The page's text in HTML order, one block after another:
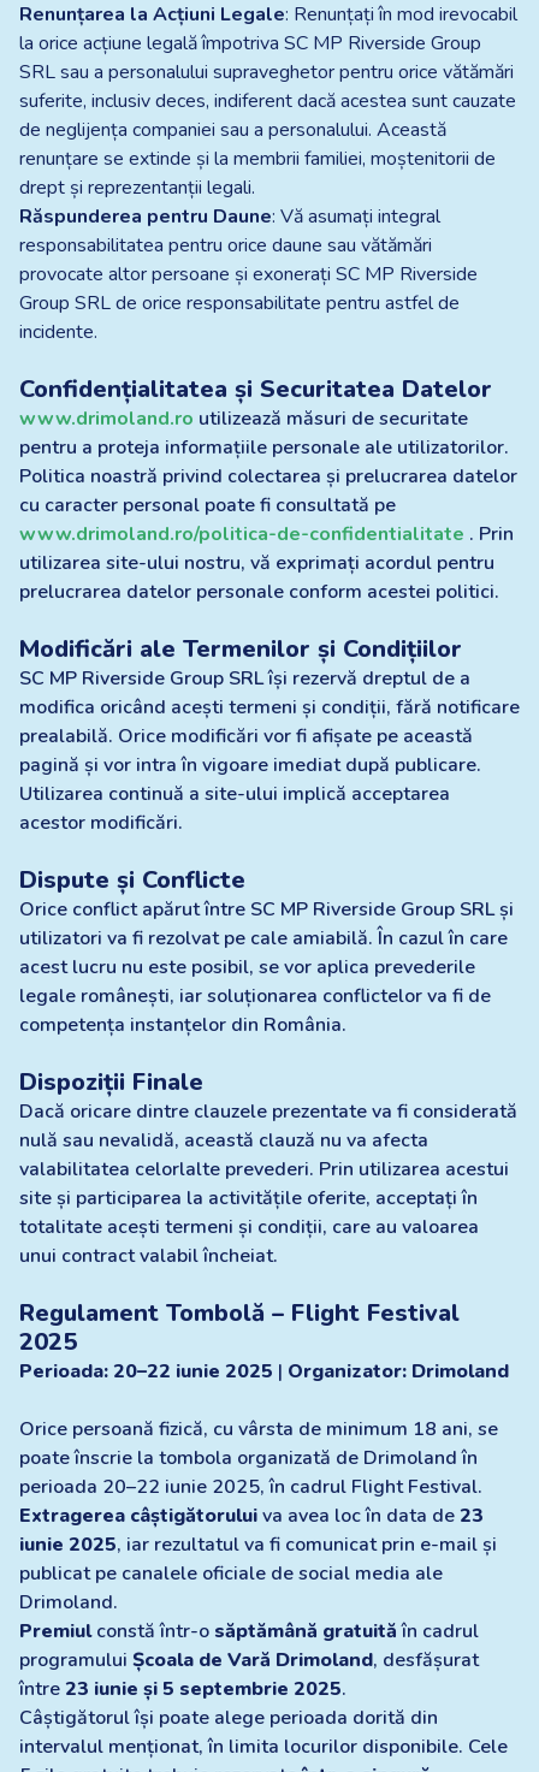
Renunțarea la Acțiuni Legale: Renunțați în mod irevocabil
la orice acțiune legală împotriva SC MP Riverside Group
SRL sau a personalului supraveghetor pentru orice vătămări
suferite, inclusiv deces, indiferent dacă acestea sunt cauzate
de neglijența companiei sau a personalului. Această
renunțare se extinde și la membrii familiei, moștenitorii de
drept și reprezentanții legali.
Răspunderea pentru Daune: Vă asumați integral
responsabilitatea pentru orice daune sau vătămări
provocate altor persoane și exonerați SC MP Riverside
Group SRL de orice responsabilitate pentru astfel de
incidente.
Confidențialitatea și Securitatea Datelor
www.drimoland.ro utilizează măsuri de securitate
pentru a proteja informațiile personale ale utilizatorilor.
Politica noastră privind colectarea și prelucrarea datelor
cu caracter personal poate fi consultată pe
www.drimoland.ro/politica-de-confidentialitate . Prin
utilizarea site-ului nostru, vă exprimați acordul pentru
prelucrarea datelor personale conform acestei politici.
Modificări ale Termenilor și Condițiilor
SC MP Riverside Group SRL își rezervă dreptul de a
modifica oricând acești termeni și condiții, fără notificare
prealabilă. Orice modificări vor fi afișate pe această
pagină și vor intra în vigoare imediat după publicare.
Utilizarea continuă a site-ului implică acceptarea
acestor modificări.
Dispute și Conflicte
Orice conflict apărut între SC MP Riverside Group SRL și
utilizatori va fi rezolvat pe cale amiabilă. În cazul în care
acest lucru nu este posibil, se vor aplica prevederile
legale românești, iar soluționarea conflictelor va fi de
competența instanțelor din România.
Dispoziții Finale
Dacă oricare dintre clauzele prezentate va fi considerată
nulă sau nevalidă, această clauză nu va afecta
valabilitatea celorlalte prevederi. Prin utilizarea acestui
site și participarea la activitățile oferite, acceptați în
totalitate acești termeni și condiții, care au valoarea
unui contract valabil încheiat.
Regulament Tombolă – Flight Festival
2025
Perioada: 20–22 iunie 2025 | Organizator: Drimoland
Orice persoană fizică, cu vârsta de minimum 18 ani, se
poate înscrie la tombola organizată de Drimoland în
perioada 20–22 iunie 2025, în cadrul Flight Festival.
Extragerea câștigătoruluiva avea loc în data de 23
iunie 2025, iar rezultatul va fi comunicat prin e-mail și
publicat pe canalele oficiale de social media ale
Drimoland.
Premiulconstă într-o săptămână gratuităîn cadrul
programului Școala de Vară Drimoland, desfășurat
între 23 iunie și 5 septembrie 2025.
Câștigătorul își poate alege perioada dorită din
intervalul menționat, în limita locurilor disponibile. Cele